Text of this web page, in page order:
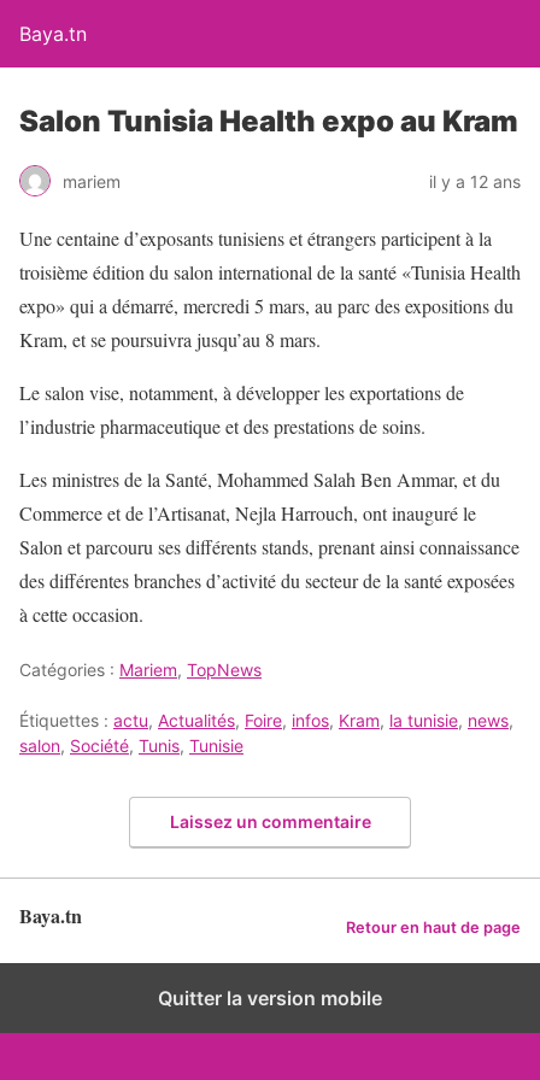
Baya.tn
Salon Tunisia Health expo au Kram
mariem il y a 12 ans
Une centaine d’exposants tunisiens et étrangers participent à la
troisième édition du salon international de la santé «Tunisia Health
expo» qui a démarré, mercredi 5 mars, au parc des expositions du
Kram, et se poursuivra jusqu’au 8 mars.
Le salon vise, notamment, à développer les exportations de
l’industrie pharmaceutique et des prestations de soins.
Les ministres de la Santé, Mohammed Salah Ben Ammar, et du
Commerce et de l’Artisanat, Nejla Harrouch, ont inauguré le
Salon et parcouru ses différents stands, prenant ainsi connaissance
des différentes branches d’activité du secteur de la santé exposées
à cette occasion.
Catégories : Mariem, TopNews
Étiquettes : actu, Actualités, Foire, infos, Kram, la tunisie, news,
salon, Société, Tunis, Tunisie
Laissez un commentaire
Baya.tn Retour en haut de page
Quitter la version mobile